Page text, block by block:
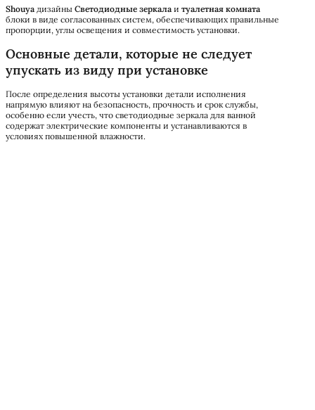
Shouya дизайны Светодиодные зеркала и туалетная комната
блоки в виде согласованных систем, обеспечивающих правильные
пропорции, углы освещения и совместимость установки.
Основные детали, которые не следует
упускать из виду при установке
После определения высоты установки детали исполнения
напрямую влияют на безопасность, прочность и срок службы,
особенно если учесть, что светодиодные зеркала для ванной
содержат электрические компоненты и устанавливаются в
условиях повышенной влажности.